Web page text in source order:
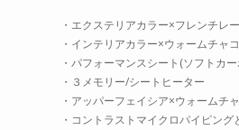
・エクステリアカラー×フレンチレ
・インテリアカラー×ウォームチャ
・パフォーマンスシート(ソフトカ
・３メモリー/シートヒーター
・アッパーフェイシア×ウォームチ
・コントラストマイクロパイピン